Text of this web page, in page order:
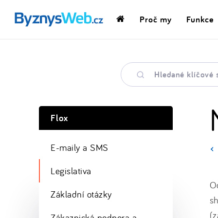
DomovskáProč my Funkce
Hledané
klíčové
slovo
Flox
E-maily a SMS
Legislativa
Základní otázky